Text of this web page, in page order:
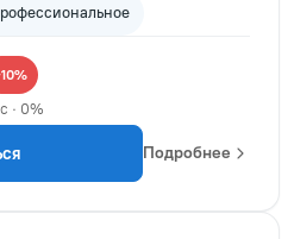
· 0%
Подробнее